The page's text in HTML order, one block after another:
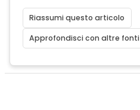
Riassumi questo articolo
Approfondisci con altre fonti